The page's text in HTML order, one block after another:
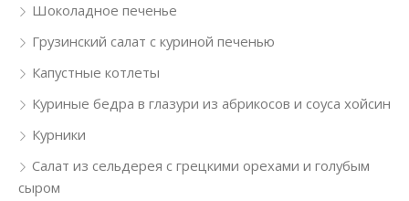
Шоколадное печенье
Грузинский салат с куриной печенью
Капустные котлеты
Куриные бедра в глазури из абрикосов и соуса хойсин
Курники
Салат из сельдерея с грецкими орехами и голубым
сыром